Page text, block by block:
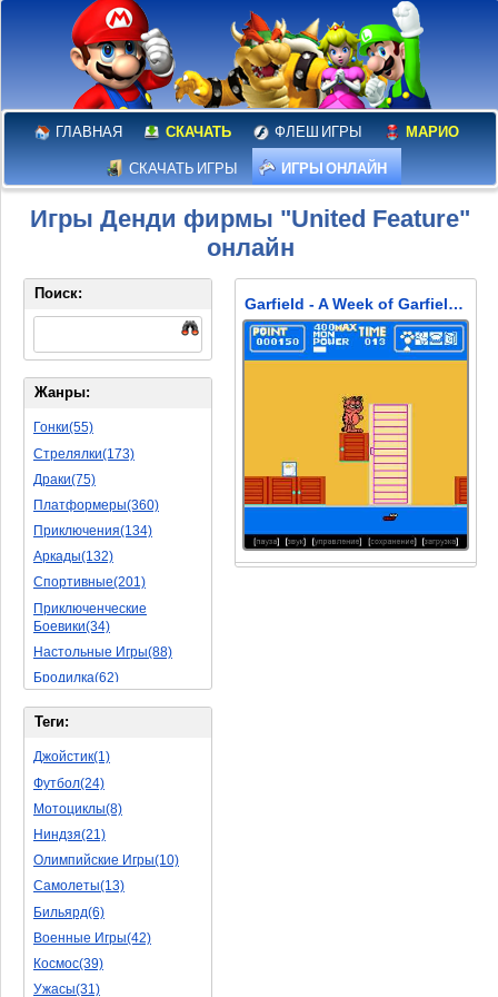
ГЛАВНАЯ СКАЧАТЬ ФЛЕШ ИГРЫ МАРИО
СКАЧАТЬ ИГРЫ ИГРЫ ОНЛАЙН
Игры Денди фирмы "United Feature"
онлайн
Garfield - A Week of Garfield (Гарфилд - Неделя Гарфилдf)
Поиск:
Жанры:
Гонки(55)
Стрелялки(173)
Драки(75)
Платформеры(360)
Приключения(134)
Аркады(132)
Спортивные(201)
Приключенческие
Боевики(34)
Настольные Игры(88)
Бродилка(62)
Стратегии(77)
Боевые RPG(50)
Симуляторы(31)
Леталки(24)
Симуляторы Жизни(76)
Уникальный(29)
Логические Игры(35)
Азартные(45)
Ролевые Игры(176)
Боевик(10)
Головоломка(11)
Rpg(14)
Теги:
Джойстик(1)
Футбол(24)
Мотоциклы(8)
Ниндзя(21)
Олимпийские Игры(10)
Самолеты(13)
Бильярд(6)
Военные Игры(42)
Космос(39)
Ужасы(31)